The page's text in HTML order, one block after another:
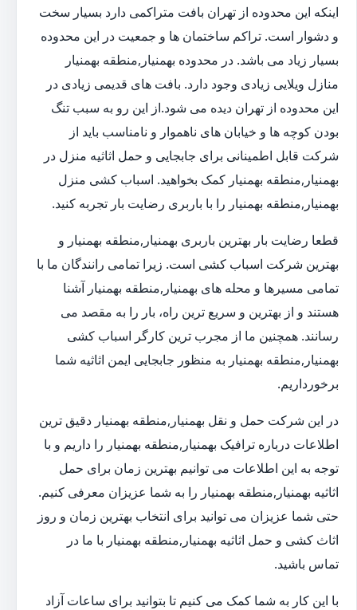
اینکه این محدوده از تهران بافت متراکمی دارد بسیار سخت
و دشوار است. تراکم ساختمان ها و جمعیت در این محدوده
بسیار زیاد می باشد. در محدوده بهمنیار,منطقه بهمنیار
منازل ویلایی زیادی وجود دارد. بافت های قدیمی زیادی در
این محدوده از تهران دیده می شود.از این رو به سبب تنگ
بودن کوچه ها و خیابان های ناهموار و نامناسب باید از
شرکت قابل اطمینانی برای جابجایی و حمل اثاثیه منزل در
بهمنیار,منطقه بهمنیار کمک بخواهید. اسباب کشی منزل
بهمنیار,منطقه بهمنیار را با باربری رضایت بار تجربه کنید.
قطعا رضایت بار بهترین باربری بهمنیار,منطقه بهمنیار و
بهترین شرکت اسباب کشی است. زیرا تمامی رانندگان ما با
تمامی مسیرها و محله های بهمنیار,منطقه بهمنیار آشنا
هستند و از بهترین و سریع ترین راه، بار را به مقصد می
رسانند. همچنین ما از مجرب ترین کارگر اسباب کشی
بهمنیار,منطقه بهمنیار به منظور جابجایی ایمن اثاثیه شما
برخورداریم.
در این شرکت حمل و نقل بهمنیار,منطقه بهمنیار دقیق ترین
اطلاعات درباره ترافیک بهمنیار,منطقه بهمنیار را داریم و با
توجه به این اطلاعات می توانیم بهترین زمان برای حمل
اثاثیه بهمنیار,منطقه بهمنیار را به شما عزیزان معرفی کنیم.
حتی شما عزیزان می توانید برای انتخاب بهترین زمان و روز
اثاث کشی و حمل اثاثیه بهمنیار,منطقه بهمنیار با ما در
تماس باشید.
با این کار به شما کمک می کنیم تا بتوانید برای ساعات آزاد